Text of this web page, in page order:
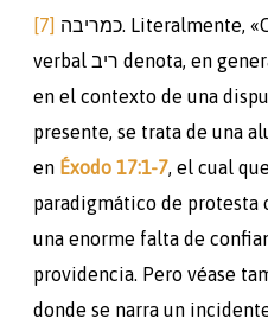
[7]
verbal ריב denota, en general, la acción de contender
en el contexto de una
presente, se trata de una
en Éxodo 17:1-7, el cual
paradigmático de protesta
una enorme falta de
providencia. Pero véase
donde se narra un